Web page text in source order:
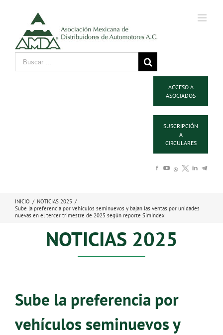
ACCESO A
ASOCIADOS
SUSCRIPCIÓN
A
CIRCULARES
INICIO / NOTICIAS 2025 /
Sube la preferencia por vehículos seminuevos y bajan las ventas por unidades
nuevas en el tercer trimestre de 2025 según reporte SimIndex
NOTICIAS 2025
Sube la preferencia por
vehículos seminuevos y